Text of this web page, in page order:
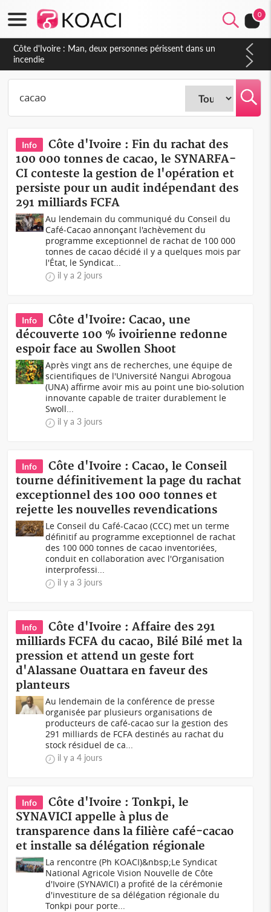
0
Côte d'Ivoire : Séileu, la célébration de la fête nationale
transformée en vaste campagne contre les produits
dépigmentants dangereux
Info
Côte d'Ivoire : Fin du rachat des
100 000 tonnes de cacao, le SYNARFA-
CI conteste la gestion de l'opération et
persiste pour un audit indépendant des
291 milliards FCFA
Au lendemain du communiqué du Conseil du
Café-Cacao annonçant l'achèvement du
programme exceptionnel de rachat de 100 000
tonnes de cacao décidé il y a quelques mois par
l'État, le Syndicat...
il y a 2 jours
Info
Côte d'Ivoire: Cacao, une
découverte 100 % ivoirienne redonne
espoir face au Swollen Shoot
Après vingt ans de recherches, une équipe de
scientifiques de l'Université Nangui Abrogoua
(UNA) affirme avoir mis au point une bio-solution
innovante capable de traiter durablement le
Swoll...
il y a 3 jours
Info
Côte d'Ivoire : Cacao, le Conseil
tourne définitivement la page du rachat
exceptionnel des 100 000 tonnes et
rejette les nouvelles revendications
Le Conseil du Café-Cacao (CCC) met un terme
définitif au programme exceptionnel de rachat
des 100 000 tonnes de cacao inventoriées,
conduit en collaboration avec l'Organisation
interprofessi...
il y a 3 jours
Info
Côte d'Ivoire : Affaire des 291
milliards FCFA du cacao, Bilé Bilé met la
pression et attend un geste fort
d'Alassane Ouattara en faveur des
planteurs
Au lendemain de la conférence de presse
organisée par plusieurs organisations de
producteurs de café-cacao sur la gestion des
291 milliards de FCFA destinés au rachat du
stock résiduel de ca...
il y a 4 jours
Info
Côte d'Ivoire : Tonkpi, le
SYNAVICI appelle à plus de
transparence dans la filière café-cacao
et installe sa délégation régionale
La rencontre (Ph KOACI)&nbsp;Le Syndicat
National Agricole Vision Nouvelle de Côte
d'Ivoire (SYNAVICI) a profité de la cérémonie
d'investiture de sa délégation régionale du
Tonkpi pour porte...